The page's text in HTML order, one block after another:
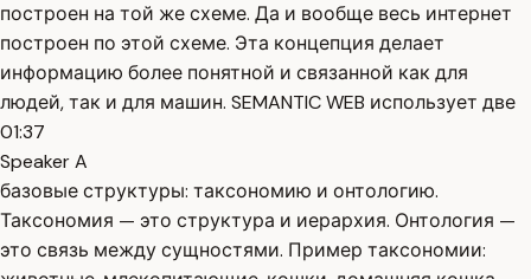
построен на той же схеме. Да и вообще весь интернет
построен по этой схеме. Эта концепция делает
информацию более понятной и связанной как для
людей, так и для машин. SEMANTIC WEB использует две
01:37
Speaker A
базовые структуры: таксономию и онтологию.
Таксономия — это структура и иерархия. Онтология —
это связь между сущностями. Пример таксономии: